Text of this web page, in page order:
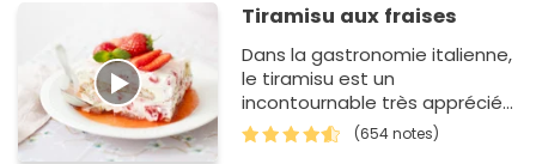
Tiramisu aux fraises
Dans la gastronomie italienne,
le tiramisu est un
incontournable très apprécié
un peu partout dans le
monde. C'est un dessert
(654 notes)